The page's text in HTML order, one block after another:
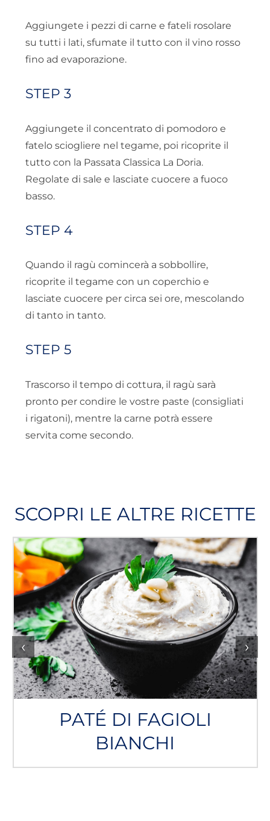
Aggiungete i pezzi di carne e fateli rosolare
su tutti i lati, sfumate il tutto con il vino rosso
fino ad evaporazione.
STEP 3
Aggiungete il concentrato di pomodoro e
fatelo sciogliere nel tegame, poi ricoprite il
tutto con la Passata Classica La Doria.
Regolate di sale e lasciate cuocere a fuoco
basso.
STEP 4
Quando il ragù comincerà a sobbollire,
ricoprite il tegame con un coperchio e
lasciate cuocere per circa sei ore, mescolando
di tanto in tanto.
STEP 5
Trascorso il tempo di cottura, il ragù sarà
pronto per condire le vostre paste (consigliati
i rigatoni), mentre la carne potrà essere
servita come secondo.
SCOPRI LE ALTRE RICETTE
PATÉ DI FAGIOLI
BIANCHI
‹ ›